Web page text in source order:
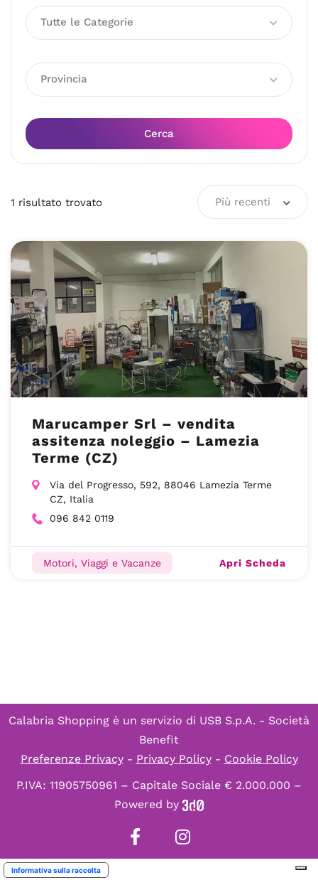
Tutte le Categorie
Provincia
Cerca
1 risultato trovato Più recenti
Marucamper Srl – vendita
assitenza noleggio – Lamezia
Terme (CZ)
Via del Progresso, 592, 88046 Lamezia Terme
CZ, Italia
096 842 0119
Motori, Viaggi e Vacanze Apri Scheda
Calabria Shopping è un servizio di USB S.p.A. - Società
Benefit
Preferenze Privacy- Privacy Policy- Cookie Policy
P.IVA: 11905750961 – Capitale Sociale € 2.000.000 –
Powered by
Informativa sulla raccolta